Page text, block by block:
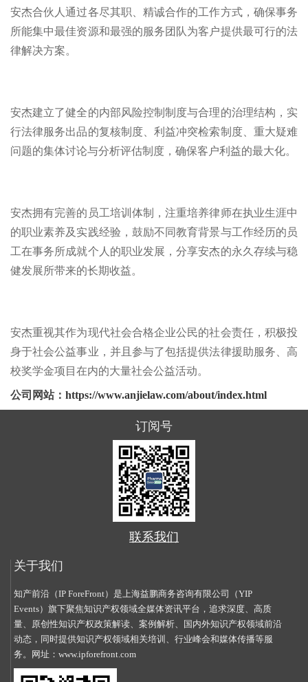
安杰合伙人通过各尽其职、精诚合作的工作方式，确保事务
所能集中最佳资源和最强的服务团队为客户提供最可行的法
律解决方案。
安杰建立了健全的内部风险控制制度与合理的治理结构，实
行法律服务出品的复核制度、利益冲突检索制度、重大疑难
问题的集体讨论与分析评估制度，确保客户利益的最大化。
安杰拥有完善的员工培训体制，注重培养律师在执业生涯中
的职业素养及实践经验，鼓励不同教育背景与工作经历的员
工在事务所成就个人的职业发展，分享安杰的永久存续与稳
健发展所带来的长期收益。
安杰重视其作为现代社会合格企业公民的社会责任，积极投
身于社会公益事业，并且参与了包括提供法律援助服务、高
校奖学金项目在内的大量社会公益活动。
公司网站： https://www.anjielaw.com/about/index.html
订阅号
联系我们
关于我们
知产前沿（IP ForeFront）是上海益鹏商务咨询有限公司（YIP
Events）旗下聚焦知识产权领域全媒体资讯平台，追求深度、高质
量、原创性知识产权政策解读、案例解析、国内外知识产权领域前沿
动态，同时提供知识产权领域相关培训、行业峰会和媒体传播等服
务。网址： www.ipforefront.com